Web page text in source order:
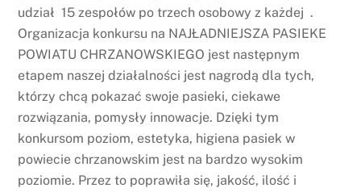
udział 15 zespołów po trzech osobowy z każdej .
Organizacja konkursu na NAJŁADNIEJSZA PASIEKE
POWIATU CHRZANOWSKIEGO jest następnym
etapem naszej działalności jest nagrodą dla tych,
którzy chcą pokazać swoje pasieki, ciekawe
rozwiązania, pomysły innowacje. Dzięki tym
konkursom poziom, estetyka, higiena pasiek w
powiecie chrzanowskim jest na bardzo wysokim
poziomie. Przez to poprawiła się, jakość, ilość i